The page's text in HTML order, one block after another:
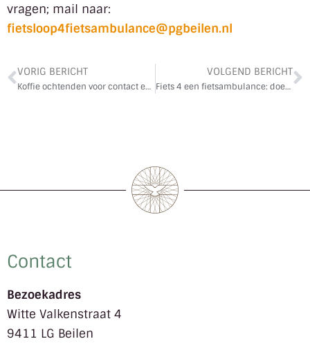
vragen; mail naar:
fietsloop4fietsambulance@pgbeilen.nl
VORIG BERICHT
Koffie ochtenden voor contact en ‘warmte’
VOLGEND BERICHT
Fiets 4 een fietsambulance: doet u mee?
Contact
Bezoekadres
Witte Valkenstraat 4
9411 LG Beilen